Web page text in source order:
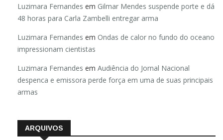
Luzimara Fernandes em Gilmar Mendes suspende porte e dá
48 horas para Carla Zambelli entregar arma
Luzimara Fernandes em Ondas de calor no fundo do oceano
impressionam cientistas
Luzimara Fernandes em Audiência do Jornal Nacional
despenca e emissora perde força em uma de suas principais
armas
ARQUIVOS